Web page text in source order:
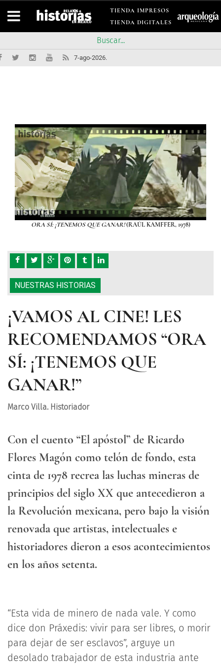
TIENDA IMPRESOS
TIENDA DIGITALES
7-ago-2026.
ORA SÍ: ¡TENEMOS QUE GANAR!(RAÚL KAMFFER, 1978)
NUESTRAS HISTORIAS
¡VAMOS AL CINE! LES
RECOMENDAMOS “ORA
SÍ: ¡TENEMOS QUE
GANAR!”
Marco Villa. Historiador
Con el cuento “El apóstol” de Ricardo
Flores Magón como telón de fondo, esta
cinta de 1978 recrea las luchas mineras de
principios del siglo XX que antecedieron a
la Revolución mexicana, pero bajo la visión
renovada que artistas, intelectuales e
historiadores dieron a esos acontecimientos
en los años setenta.
“Esta vida de minero de nada vale. Y como
dice don Práxedis: vivir para ser libres, o morir
para dejar de ser esclavos”, arguye un
desolado trabajador de esta industria ante